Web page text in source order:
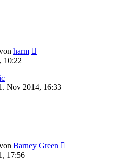
harm
10:22
Nov 2014, 16:33
Barney Green
17:56